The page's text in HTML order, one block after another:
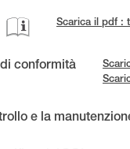
Scarica il pdf :
conformità
e la